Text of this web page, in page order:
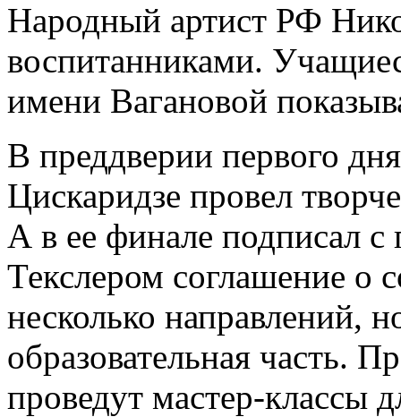
Народный артист РФ
воспитанниками.
имени Вагановой
В преддверии первого
Цискаридзе провел
А в ее финале подписал с
Текслером соглашение о
несколько направлений,
образовательная часть.
проведут мастер-